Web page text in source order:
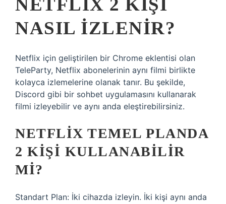
NETFLIX 2 KIŞI
NASIL IZLENIR?
Netflix için geliştirilen bir Chrome eklentisi olan
TeleParty, Netflix abonelerinin aynı filmi birlikte
kolayca izlemelerine olanak tanır. Bu şekilde,
Discord gibi bir sohbet uygulamasını kullanarak
filmi izleyebilir ve aynı anda eleştirebilirsiniz.
NETFLIX TEMEL PLANDA
2 KIŞI KULLANABILIR
MI?
Standart Plan: İki cihazda izleyin. İki kişi aynı anda